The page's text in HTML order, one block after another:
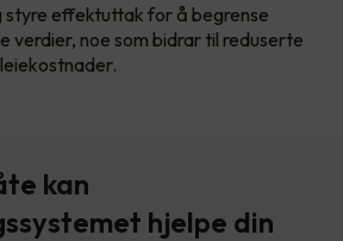
styre effektuttak for å begrense
noe som bidrar til reduserte
kan
hjelpe din